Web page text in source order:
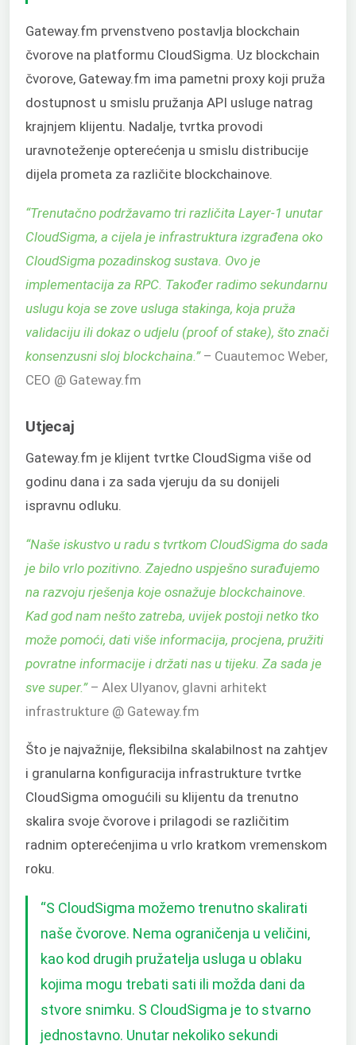
Gateway.fm prvenstveno postavlja blockchain
čvorove na platformu CloudSigma. Uz blockchain
čvorove, Gateway.fm ima pametni proxy koji pruža
dostupnost u smislu pružanja API usluge natrag
krajnjem klijentu. Nadalje, tvrtka provodi
uravnoteženje opterećenja u smislu distribucije
dijela prometa za različite blockchainove.
“Trenutačno podržavamo tri različita Layer-1 unutar
CloudSigma, a cijela je infrastruktura izgrađena oko
CloudSigma pozadinskog sustava. Ovo je
implementacija za RPC. Također radimo sekundarnu
uslugu koja se zove usluga stakinga, koja pruža
validaciju ili dokaz o udjelu (proof of stake), što znači
konsenzusni sloj blockchaina.” – Cuautemoc Weber,
CEO @ Gateway.fm
Utjecaj
Gateway.fm je klijent tvrtke CloudSigma više od
godinu dana i za sada vjeruju da su donijeli
ispravnu odluku.
“Naše iskustvo u radu s tvrtkom CloudSigma do sada
je bilo vrlo pozitivno. Zajedno uspješno surađujemo
na razvoju rješenja koje osnažuje blockchainove.
Kad god nam nešto zatreba, uvijek postoji netko tko
može pomoći, dati više informacija, procjena, pružiti
povratne informacije i držati nas u tijeku. Za sada je
sve super.” – Alex Ulyanov, glavni arhitekt
infrastrukture @ Gateway.fm
Što je najvažnije, fleksibilna skalabilnost na zahtjev
i granularna konfiguracija infrastrukture tvrtke
CloudSigma omogućili su klijentu da trenutno
skalira svoje čvorove i prilagodi se različitim
radnim opterećenjima u vrlo kratkom vremenskom
roku.
“S CloudSigma možemo trenutno skalirati
naše čvorove. Nema ograničenja u veličini,
kao kod drugih pružatelja usluga u oblaku
kojima mogu trebati sati ili možda dani da
stvore snimku. S CloudSigma je to stvarno
jednostavno. Unutar nekoliko sekundi